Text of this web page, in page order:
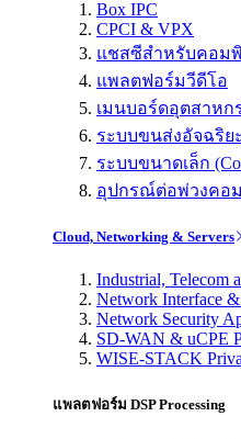
Box IPC
CPCI & VPX
แชสซีสำหรับคอม
แพลตฟอร์มวีดีโอ
เมนบอร์ดอุตสาหก
ระบบขนส่งอัจฉริยะ
ระบบขนาดเล็ก
อุปกรณ์ต่อพ่วงคอ
Cloud, Networking & Servers
Industrial, Telecom
Network Interface
Network Security
SD-WAN & uCPE
WISE-STACK
แพลตฟอร์ม DSP Processing